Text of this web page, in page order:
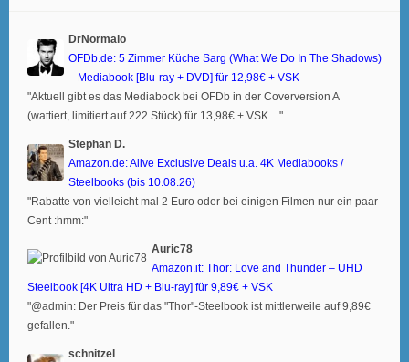
DrNormalo
OFDb.de: 5 Zimmer Küche Sarg (What We Do In The Shadows)
– Mediabook [Blu-ray + DVD] für 12,98€ + VSK
"Aktuell gibt es das Mediabook bei OFDb in der Coverversion A
(wattiert, limitiert auf 222 Stück) für 13,98€ + VSK…"
Stephan D.
Amazon.de: Alive Exclusive Deals u.a. 4K Mediabooks /
Steelbooks (bis 10.08.26)
"Rabatte von vielleicht mal 2 Euro oder bei einigen Filmen nur ein paar
Cent :hmm:"
Auric78
Amazon.it: Thor: Love and Thunder – UHD
Steelbook [4K Ultra HD + Blu-ray] für 9,89€ + VSK
"@admin: Der Preis für das "Thor"-Steelbook ist mittlerweile auf 9,89€
gefallen."
schnitzel